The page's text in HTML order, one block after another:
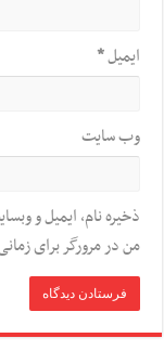
ایمیل*
وب‌ سایت
ذخیره نام، ایمیل و
من در مرورگر برای